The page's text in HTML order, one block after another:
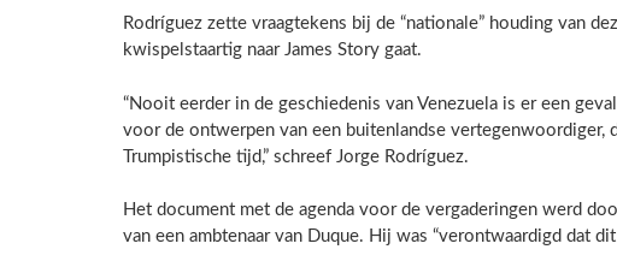
Rodríguez zette vraagtekens bij de “nationale” houding van
kwispelstaartig naar James Story gaat.
“Nooit eerder in de geschiedenis van Venezuela is er een
voor de ontwerpen van een buitenlandse vertegenwoordiger,
Trumpistische tijd,” schreef Jorge Rodríguez.
Het document met de agenda voor de vergaderingen werd
van een ambtenaar van Duque. Hij was “verontwaardigd dat